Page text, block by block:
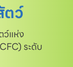
ตว์
ว์แห่ง
ระดับ